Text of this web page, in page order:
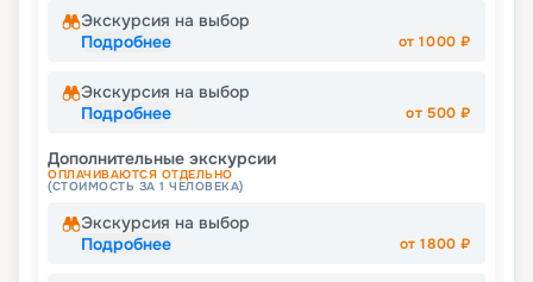
Экскурсия на выбор
Подробнее
от1000 ₽
Экскурсия на выбор
Подробнее
от 500 ₽
Дополнительные экскурсии
ОПЛАЧИВАЮТСЯ ОТДЕЛЬНО
(СТОИМОСТЬ ЗА 1 ЧЕЛОВЕКА)
Экскурсия на выбор
Подробнее
от1800 ₽